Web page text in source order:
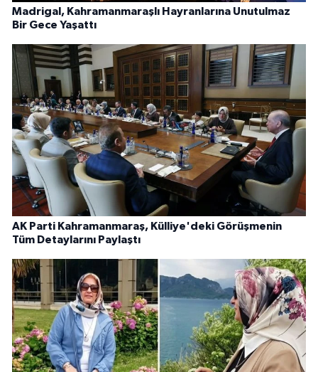
Madrigal, Kahramanmaraşlı Hayranlarına Unutulmaz
Bir Gece Yaşattı
AK Parti Kahramanmaraş, Külliye'deki Görüşmenin
Tüm Detaylarını Paylaştı